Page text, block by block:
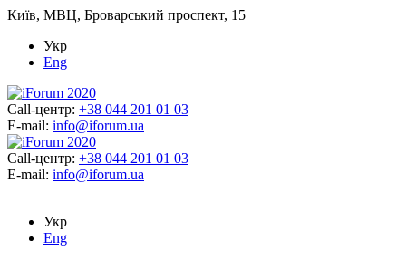
Київ, МВЦ, Броварський проспект, 15
Укр
Eng
Call-центр: +38 044 201 01 03
E-mail: info@iforum.ua
Call-центр: +38 044 201 01 03
E-mail: info@iforum.ua
Укр
Eng